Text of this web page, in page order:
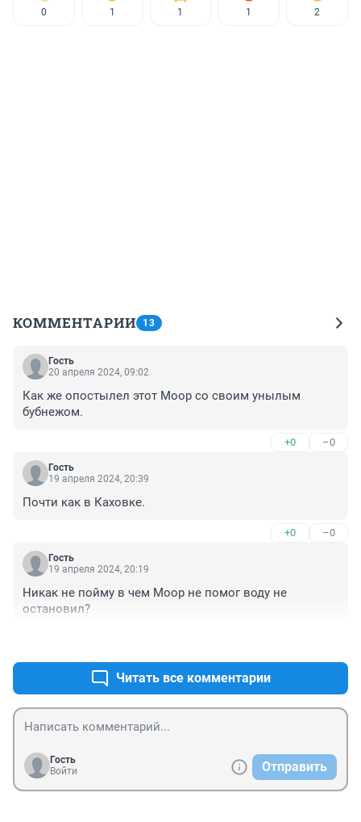
0 1 1 1 2
КОММЕНТАРИИ 13
Гость
20 апреля 2024, 09:02
Как же опостылел этот Моор со своим унылым
бубнежом.
+0 –0
Гость
19 апреля 2024, 20:39
Почти как в Каховке.
+0 –0
Гость
19 апреля 2024, 20:19
Никак не пойму в чем Моор не помог воду не
остановил?
Читать все комментарии
Гость
Войти
Отправить